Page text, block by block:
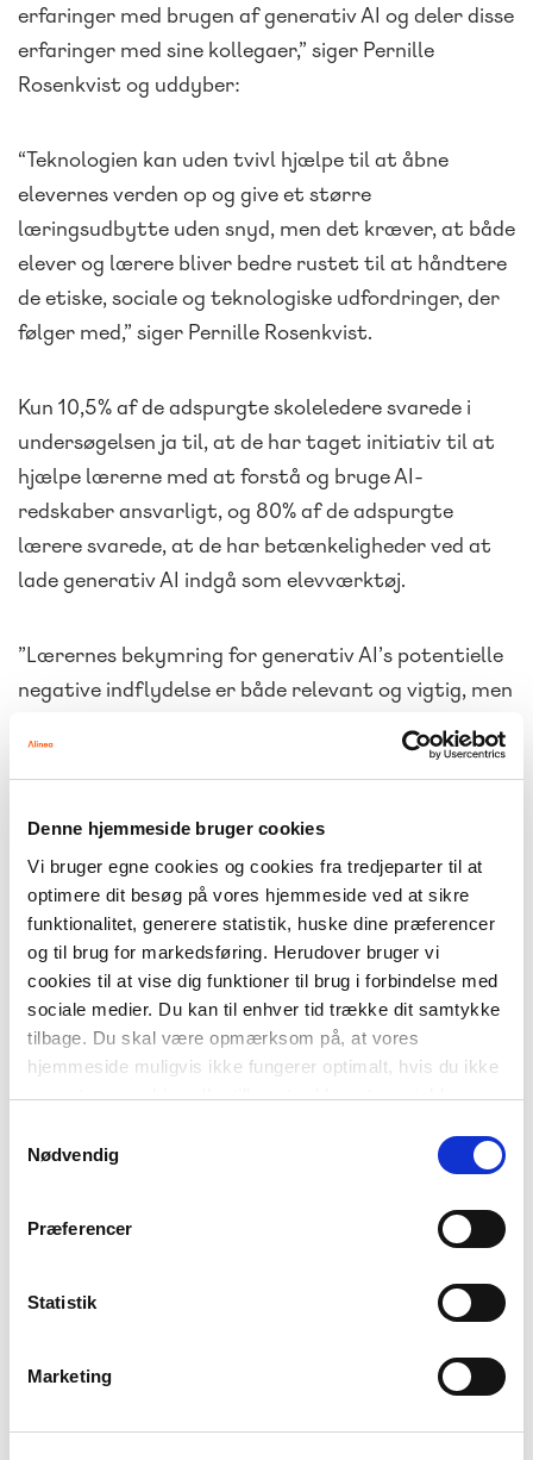
Denne hjemmeside bruger cookies
Vi bruger egne cookies og cookies fra tredjeparter til at
optimere dit besøg på vores hjemmeside ved at sikre
funktionalitet, generere statistik, huske dine præferencer
og til brug for markedsføring. Herudover bruger vi
cookies til at vise dig funktioner til brug i forbindelse med
sociale medier. Du kan til enhver tid trække dit samtykke
tilbage. Du skal være opmærksom på, at vores
hjemmeside muligvis ikke fungerer optimalt, hvis du ikke
accepterer cookies eller tilbagetrækker et samtykke.
Nødvendig
Præferencer
Statistik
Marketing
erfaringer med brugen af generativ AI og deler disse
erfaringer med sine kollegaer,” siger Pernille
Rosenkvist og uddyber:
“Teknologien kan uden tvivl hjælpe til at åbne
elevernes verden op og give et større
læringsudbytte uden snyd, men det kræver, at både
elever og lærere bliver bedre rustet til at håndtere
de etiske, sociale og teknologiske udfordringer, der
følger med,” siger Pernille Rosenkvist.
Kun 10,5% af de adspurgte skoleledere svarede i
undersøgelsen ja til, at de har taget initiativ til at
hjælpe lærerne med at forstå og bruge AI-
redskaber ansvarligt, og 80% af de adspurgte
lærere svarede, at de har betænkeligheder ved at
lade generativ AI indgå som elevværktøj.
”Lærernes bekymring for generativ AI’s potentielle
negative indflydelse er både relevant og vigtig, men
det kan også blive en udfordring, hvis man helt
undgår at inddrage generativ AI i undervisningen, -
Eleverne har brug for hjælp til at lære at bruge
generativ AI på en måde, der støtter deres læring.
Derfor bør lærerne fx tilbydes workshops og
læremidler, der giver viden og erfaring med
hensigtsmæssig anvendelsen af teknologien i
undervisningen, så de positive læringspotentialer
ved brugen af generativ AI udnyttes”, slutter
Pernille Rosenkvist.
Læs den fulde undersøgelse
DEL ARTIKLEN
LINKEDIN